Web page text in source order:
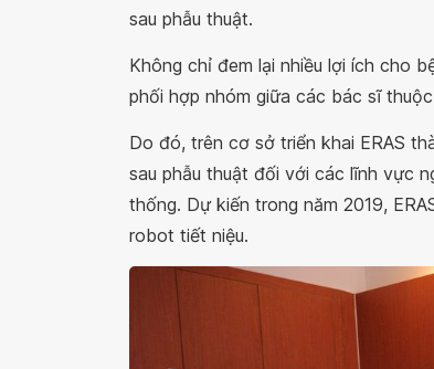
sau phẫu thuật.
Không chỉ đem lại nhiều lợi ích cho
phối hợp nhóm giữa các bác sĩ
Do đó, trên cơ sở triển khai ERAS
sau phẫu thuật đối với các lĩnh vực
thống. Dự kiến trong năm 2019,
robot tiết niệu.